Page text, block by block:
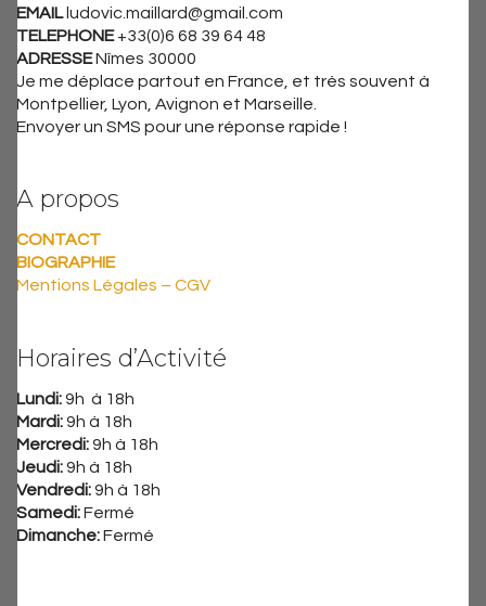
EMAIL ludovic.maillard@gmail.com
TELEPHONE+33(0)6 68 39 64 48
ADRESSENîmes 30000
Je me déplace partout en France, et très souvent à
Montpellier, Lyon, Avignon et Marseille.
Envoyer un SMS pour une réponse rapide !
A propos
CONTACT
BIOGRAPHIE
Mentions Légales – CGV
Horaires d’Activité
Lundi:9h à 18h
Mardi:9h à 18h
Mercredi:9h à 18h
Jeudi:9h à 18h
Vendredi:9h à 18h
Samedi:Fermé
Dimanche:Fermé